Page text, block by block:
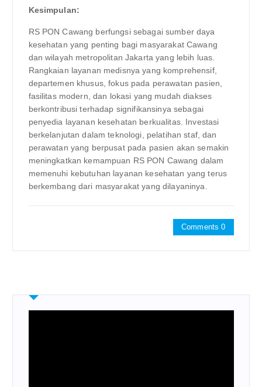
Kesimpulan:
RS PON Cawang berfungsi sebagai sumber daya
kesehatan yang penting bagi masyarakat Cawang
dan wilayah metropolitan Jakarta yang lebih luas.
Rangkaian layanan medisnya yang komprehensif,
departemen khusus, fokus pada perawatan pasien,
fasilitas modern, dan lokasi yang mudah diakses
berkontribusi terhadap signifikansinya sebagai
penyedia layanan kesehatan berkualitas. Investasi
berkelanjutan dalam teknologi, pelatihan staf, dan
perawatan yang berpusat pada pasien akan semakin
meningkatkan kemampuan RS PON Cawang dalam
memenuhi kebutuhan layanan kesehatan yang terus
berkembang dari masyarakat yang dilayaninya.
Comments 0